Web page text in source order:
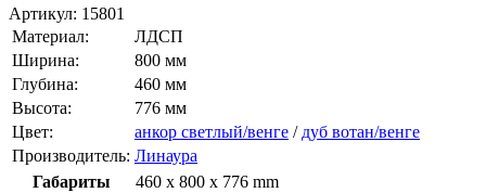
Артикул: 15801
Материал:
ЛДСП
Ширина:
800 мм
Глубина:
460 мм
Высота:
776 мм
Цвет:
анкор светлый/венге / дуб вотан/венге
Производитель: Линаура
Габариты
460 x 800 x 776 mm